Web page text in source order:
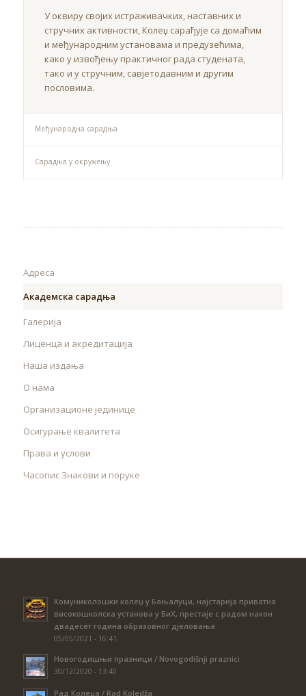
У оквиру својих истраживачких, наставних и
стручних активности, Колеџ сарађује са домаћим
и међународним установама и предузећима,
како у извођењу практичног рада студената,
тако и у стручним, савјетодавним и другим
пословима.
Међународна сарадња
Сарадња у окружењу
Адреса
Академска сарадња
Галерија
Лиценца и акредитација
Наша издања
О нама
Организационе јединице
Осигурање квалитета
Права и услови
Часопис Знакови и поруке
Комуниколошки колеџ у Бањалуци, најстарија приватна
високошколска установа у БиХ, престаје с радом након
двадесет година образовног дјеловања
05/05/2021 - 16:41
Новогодишњи празници / Novogodišnji praznici
30/12/2020 - 13:40
Рад Колеџа / Rad Koledža